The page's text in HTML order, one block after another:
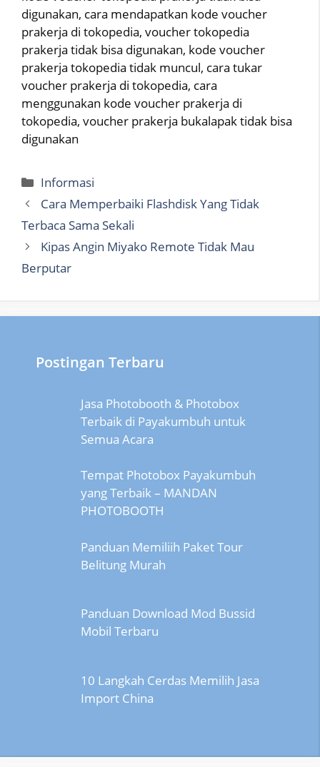
digunakan, cara mendapatkan kode voucher
prakerja di tokopedia, voucher tokopedia
prakerja tidak bisa digunakan, kode voucher
prakerja tokopedia tidak muncul, cara tukar
voucher prakerja di tokopedia, cara
menggunakan kode voucher prakerja di
tokopedia, voucher prakerja bukalapak tidak bisa
digunakan
Categories
Informasi
Cara Memperbaiki Flashdisk Yang Tidak
Terbaca Sama Sekali
Kipas Angin Miyako Remote Tidak Mau
Berputar
Postingan Terbaru
Jasa Photobooth & Photobox
Terbaik di Payakumbuh untuk
Semua Acara
Tempat Photobox Payakumbuh
yang Terbaik – MANDAN
PHOTOBOOTH
Panduan Memiliih Paket Tour
Belitung Murah
Panduan Download Mod Bussid
Mobil Terbaru
10 Langkah Cerdas Memilih Jasa
Import China